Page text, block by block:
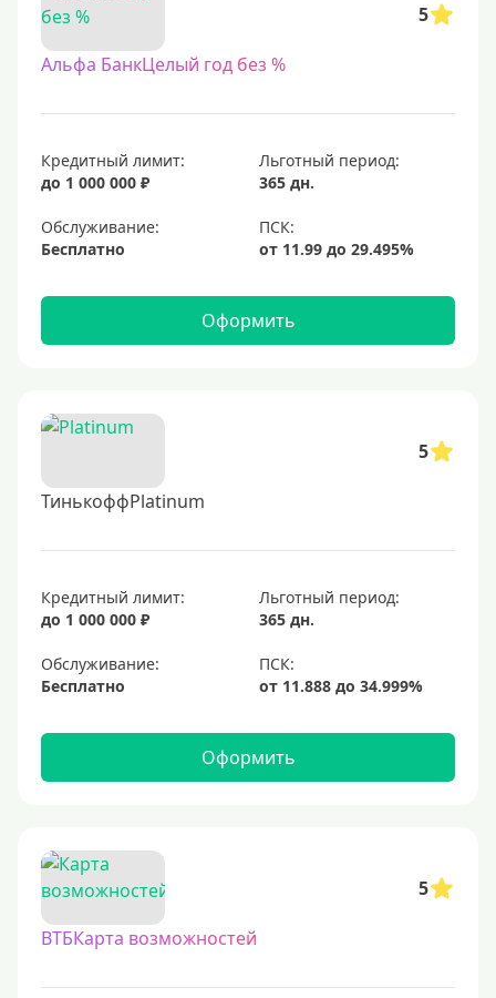
5
Альфа БанкЦелый год без %
Кредитный лимит:
до 1 000 000 ₽
Льготный период:
365 дн.
Обслуживание:
Бесплатно
Оформить
5
ТинькоффPlatinum
Кредитный лимит:
до 1 000 000 ₽
Льготный период:
365 дн.
Обслуживание:
Бесплатно
Оформить
5
ВТБКарта возможностей